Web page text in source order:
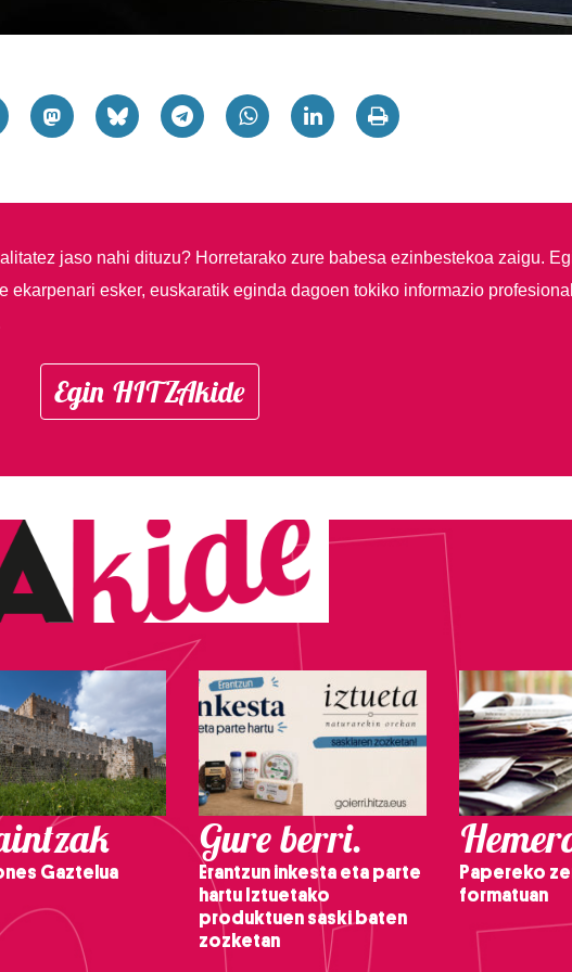
jaso nahi dituzu? Horretarako zure babesa ezinbestekoa zaigu.
ekarpenari esker, euskaratik eginda dagoen tokiko informazio
Egin HITZAkide
Gaztelua
Gure berri.
Erantzun inkesta eta parte
hartu Iztuetako
produktuen saski baten
zozketan
Papereko
formatuan